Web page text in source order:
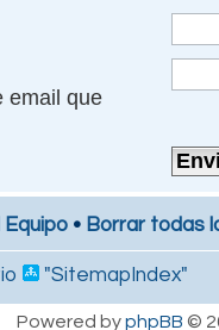
email que
Equipo • Borrar todas
"SitemapIndex"
Powered byphpBB ©